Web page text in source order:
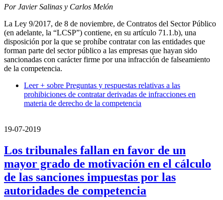
Por Javier Salinas y Carlos Melón
La Ley 9/2017, de 8 de noviembre, de Contratos del Sector Público
(en adelante, la “LCSP”) contiene, en su artículo 71.1.b), una
disposición por la que se prohíbe contratar con las entidades que
forman parte del sector público a las empresas que hayan sido
sancionadas con carácter firme por una infracción de falseamiento
de la competencia.
Leer + sobre Preguntas y respuestas relativas a las
prohibiciones de contratar derivadas de infracciones en
materia de derecho de la competencia
19-07-2019
Los tribunales fallan en favor de un
mayor grado de motivación en el cálculo
de las sanciones impuestas por las
autoridades de competencia